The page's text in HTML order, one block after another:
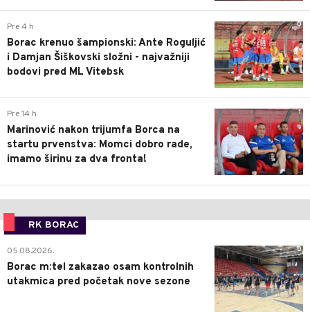
0
Pre 4 h
Borac krenuo šampionski: Ante Roguljić
i Damjan Šiškovski složni - najvažniji
bodovi pred ML Vitebsk
1
Pre 14 h
Marinović nakon trijumfa Borca na
startu prvenstva: Momci dobro rade,
imamo širinu za dva fronta!
RK BORAC
0
05.08.2026.
Borac m:tel zakazao osam kontrolnih
utakmica pred početak nove sezone